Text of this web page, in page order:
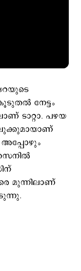
നേട്ടം
ടാറ്റാ. പഴയ
അപ്പോഴും
മുന്നിലാണ്